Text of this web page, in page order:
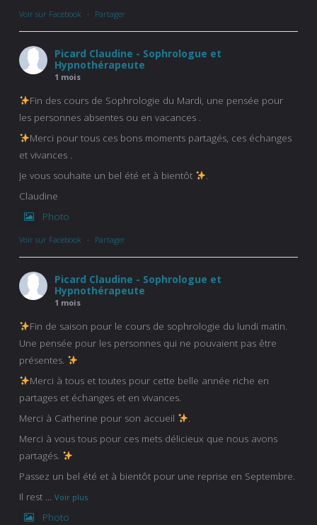
Voir sur Facebook · Partager
Picard Claudine - Sophrologue et
Hypnothérapeute
1 mois
Fin des cours de Sophrologie du Mardi, une pensée pour
les personnes absentes ou en vacances .
Merci pour tous ces bons moments partagés, ces échanges
et vivances .
Je vous souhaite un bel été et à bientôt
.
Claudine
Photo
Voir sur Facebook · Partager
Picard Claudine - Sophrologue et
Hypnothérapeute
1 mois
Fin de saison pour le cours de sophrologie du lundi matin.
Une pensée pour les personnes qui ne pouvaient pas être
présentes.
Merci à tous et toutes pour cette belle année riche en
partages et échanges et en vivances.
Merci à Catherine pour son accueil
.
Merci à vous tous pour ces mets délicieux que nous avons
partagés.
Passez un bel été et à bientôt pour une reprise en Septembre.
Il rest ... Voir plus
Photo